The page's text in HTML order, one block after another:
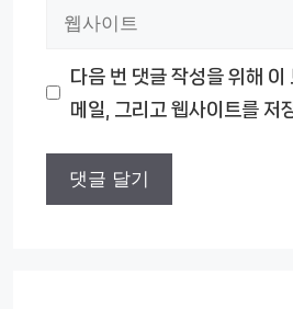
다음 번 댓글 작성을 위해 이
메일, 그리고 웹사이트를 저